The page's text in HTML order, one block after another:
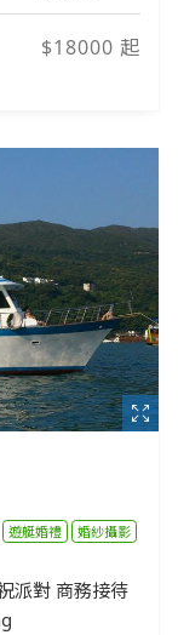
$18000 起
遊艇婚禮
婚紗攝影
派對 商務接待